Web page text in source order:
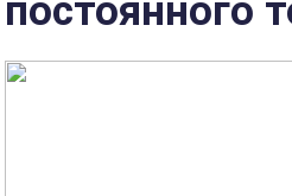
постоянного